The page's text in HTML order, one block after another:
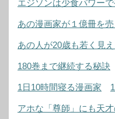
エジソンは少食パワー
あの漫画家が１億冊を
あの人が20歳も若く見
180巻まで継続する秘訣
1日10時間寝る漫画家
アホな「尊師」にも天